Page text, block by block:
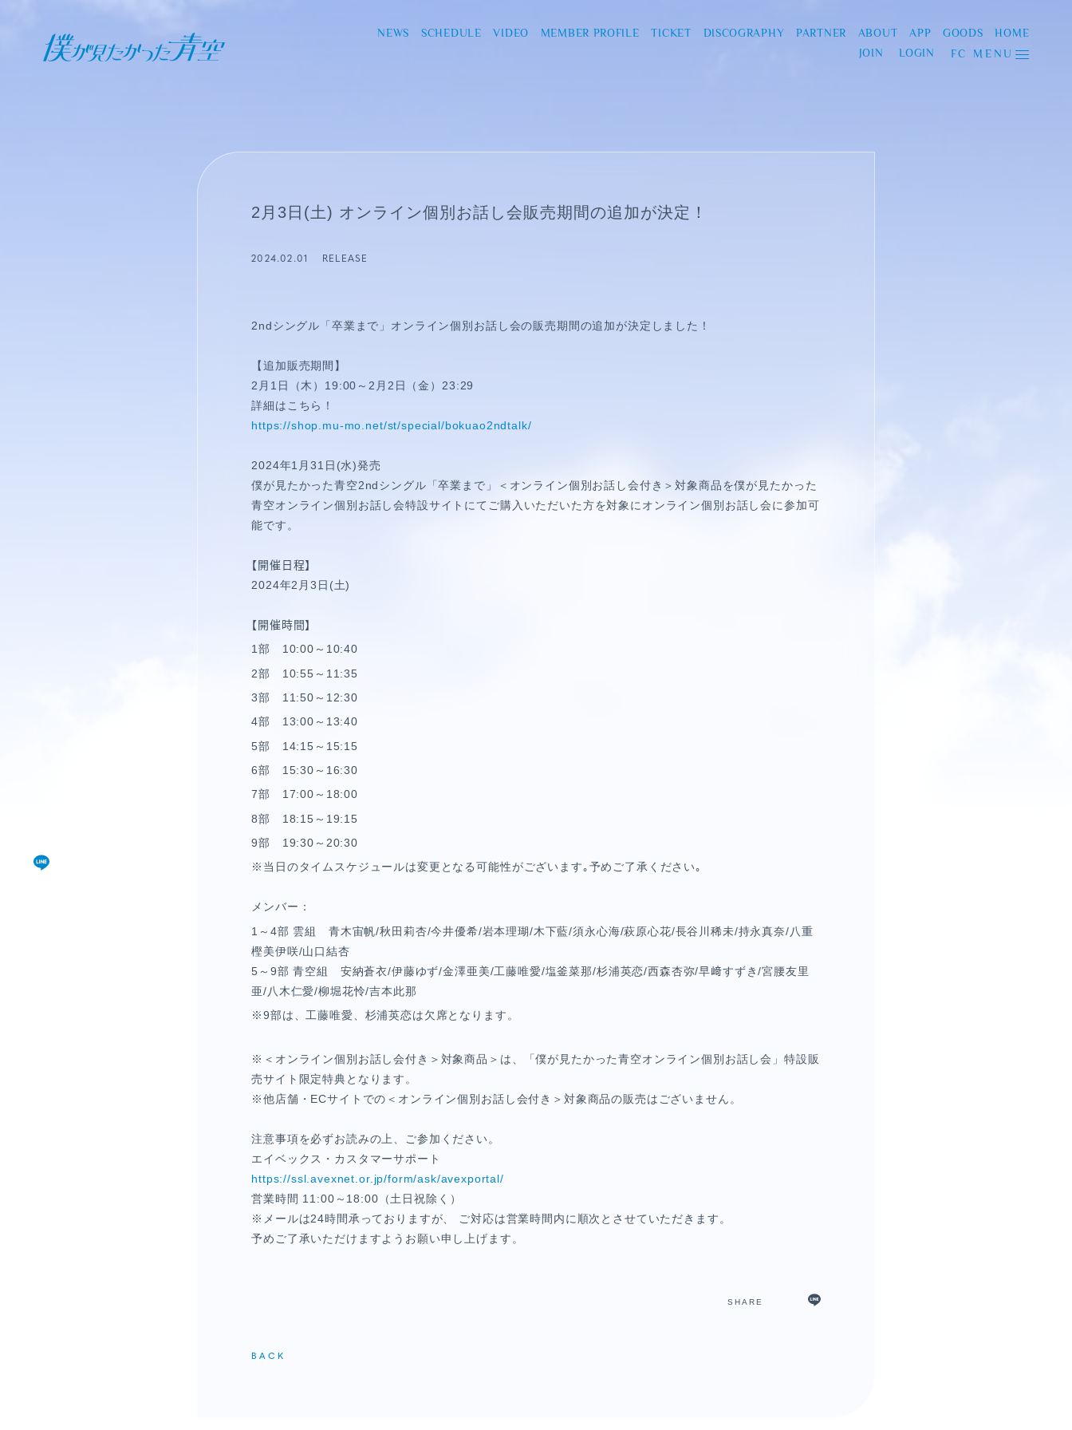
NEWS SCHEDULE VIDEO MEMBER PROFILE TICKET DISCOGRAPHY PARTNER ABOUT APP GOODS
HOME
JOIN
LOGIN FC MENU
RADIO
動画/短編動画
僕青相性診断 GAME
直感！推し探し
2月3日(土) オンライン個別お話し会販売期間の追加が決定！
2024.02.01 RELEASE
2ndシングル「卒業まで」オンライン個別お話し会の販売期間の追加が決定しました！
【追加販売期間】
2月1日（木）19:00～2月2日（金）23:29
詳細はこちら！
https://shop.mu-mo.net/st/special/bokuao2ndtalk/
2024年1 月31 日 (水)発売
僕が見たかった青空2ndシングル「卒業まで」＜オンライン個別お話し会付き＞対象商品を僕が見たかった
青空オンライン個別お話し会特設サイトにてご購入いただいた方を対象にオンライン個別お話し会に参加可
能です。
【開催日程】
2024年2 月3 日 (土)
【開催時間】
1部 10:00 ～ 10:40
2部 10:55 ～ 11:35
3部 11:50 ～ 12:30
4部 13:00 ～ 13:40
5部 14:15 ～ 15:15
6部 15:30 ～ 16:30
7部 17:00 ～ 18:00
8部 18:15 ～ 19:15
9部 19:30 ～ 20:30
※当日のタイムスケジュールは変更となる可能性がございます｡予めご了承ください｡
メンバー：
1 ～ 4部 雲組 青木宙帆/秋田莉杏/今井優希/岩本理瑚/木下藍/須永心海/萩原心花/長谷川稀未/持永真奈/八重
樫美伊咲/山口結杏
5 ～ 9部 青空組 安納蒼衣/伊藤ゆず/金澤亜美/工藤唯愛/塩釜菜那/杉浦英恋/西森杏弥/早﨑すずき/宮腰友里
亜/八木仁愛/柳堀花怜/吉本此那
※9部は、工藤唯愛、杉浦英恋は欠席となります。
※＜オンライン個別お話し会付き＞対象商品＞は、「僕が見たかった青空オンライン個別お話し会」特設販
売サイト限定特典となります。
※他店舗・ ECサイトでの＜オンライン個別お話し会付き＞対象商品の販売はございません。
注意事項を必ずお読みの上、ご参加ください。
エイベックス・カスタマーサポート
https://ssl.avexnet.or.jp/form/ask/avexportal/
営業時間 11:00 ～ 18:00 （土日祝除く）
※メールは24時間承っておりますが、 ご対応は営業時間内に順次とさせていただきます。
予めご了承いただけますようお願い申し上げます。
SHARE
BACK